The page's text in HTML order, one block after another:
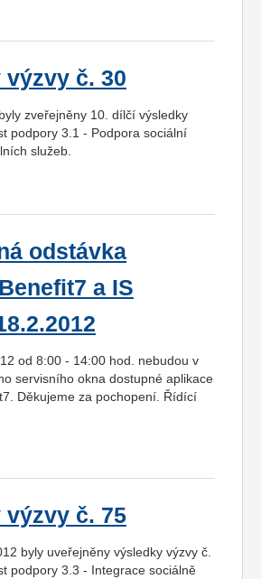
č. 30
zveřejněny 10. dílčí výsledky
podpory 3.1 - Podpora sociální
služeb.
odstávka
a IS
od 8:00 - 14:00 hod. nebudou v
servisního okna dostupné aplikace
Děkujeme za pochopení. Řídící
č. 75
byly uveřejněny výsledky výzvy č.
podpory 3.3 - Integrace sociálně